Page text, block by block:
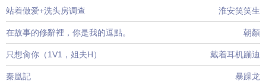
站着做爱+洗头房调查 淮安笑笑生
在故事的修辭裡，你是我的逗點。 朝顏
只想肏你（1V1，姐夫H） 戴着耳机蹦迪
秦凰記 暴躁龙